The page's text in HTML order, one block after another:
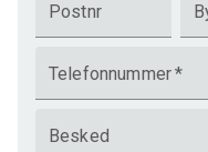
Postnr
Telefonnummer*
Besked